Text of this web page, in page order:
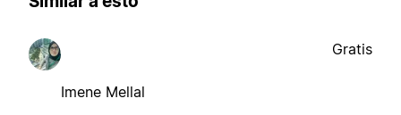
Imene Mellal
Gratis